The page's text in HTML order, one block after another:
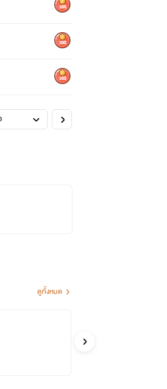
300
300
300
ดูทั้งหมด